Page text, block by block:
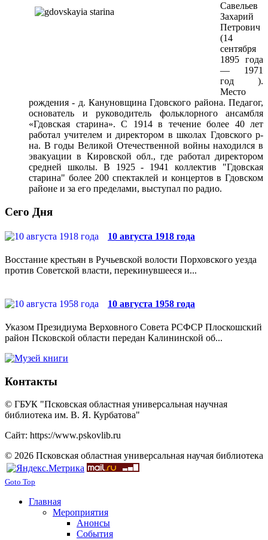
Савельев
Захарий
Петрович
(14
сентября
1895 года
— 1971
год ).
Место
рождения - д. Кануновщина Гдовского района. Педагог,
основатель и руководитель фольклорного ансамбля
«Гдовская старина». С 1914 в течение более 40 лет
работал учителем и директором в школах Гдовскогор-
на. В годы Великой Отечественной войны находился в
эвакуации в Кировской обл., где работал директором
средней школы. В 1925 - 1941 коллектив "Гдовская
старина" более 200 спектаклей и концертов в Гдовском
районе и за его пределами, выступал по радио.
Сего Дня
10 августа 1918 года
Восстание крестьян в Ручьевской волости Порховского уезда
против Советской власти, перекинувшееся и...
10 августа 1958 года
Указом Президиума Верховного Совета РСФСР Плоскошский
район Псковской области передан Калининской об...
Контакты
© ГБУК "Псковская областная универсальная научная
библиотека им. В. Я. Курбатова"
Сайт: https://www.pskovlib.ru
© 2026 Псковская областная универсальная научая библиотека
Goto Top
Главная
Мероприятия
Анонсы
События